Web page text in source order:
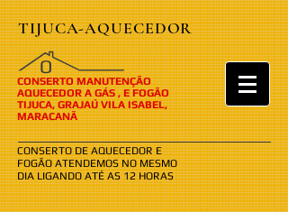
TIJUCA-AQUECEDOR
​​O
CONSERTO MANUTENÇÃO
AQUECEDOR A GÁS , E FOGÃO
TIJUCA, GRAJAÚ VILA ISABEL,
MARACANÃ
CONSERTO DE AQUECEDOR E
FOGÃO ATENDEMOS NO MESMO
DIA LIGANDO ATÉ AS 12 HORAS